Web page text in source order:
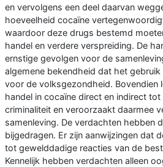
en vervolgens een deel daarvan
hoeveelheid cocaïne
waardoor deze drugs bestemd
handel en verdere verspreiding. De
ernstige gevolgen voor de
algemene bekendheid dat het
voor de volksgezondheid. Bovendien
handel in cocaïne direct en indirect
criminaliteit en veroorzaakt daarmee
samenleving. De verdachten hebben
bijgedragen. Er zijn aanwijzingen dat
tot gewelddadige reacties van de
Kennelijk hebben verdachten alleen